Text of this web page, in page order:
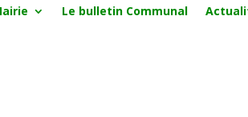
Le bulletin Communal